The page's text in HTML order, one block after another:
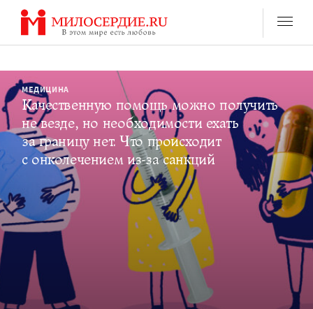
Перейти
содержанию
МЕДИЦИНА
Качественную помощь можно получить
не везде, но необходимости ехать
за границу нет. Что происходит
с онколечением из-за санкций